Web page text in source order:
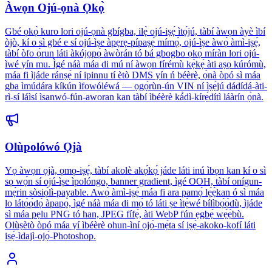
Àwọn Ojú-ọnà Ọkọ̀
Gbé ọkọ̀ kuro lori ojú-ọnà gbígba, ilẹ̀ ojú-iṣẹ́ ìtọ́jú, tàbí àwọn àyè ìbí
òjò, kí o sì gbé e sí ojú-ìṣe àpẹrẹ-pípaṣẹ́ mímọ́, ojú-ìṣe àwọ̀ àmì-iṣẹ́,
tàbí òfo ọ̀run láti àkójọpọ̀ àwòrán tó bá gbogbo ọkọ̀ míràn lori ojú-
ìwé yín mu. Ìgé náà máa di mú ní àwọn fírémù kẹ̀kẹ́ àti aṣọ kúrómù,
máa fi ìjáde ránṣẹ́ ní ipinnu tí ètò DMS yín ń béèrè, ọ̀nà òpó sì máa
gba ìmúdára kíkún ìfowóléwá — ọgọ́rùn-ún VIN ní ìṣẹ́jú dádídá-àti-
rì-sí láìsí ìsanwó-fún-aworan kan tàbí ìbéèrè ká̀dì-kírẹ́dítì láàrín ọ̀nà.
Olùpolówó Ọjà
Yọ àwọn ọjà, ọmọ-iṣẹ́, tàbí akolè akọ́kọ́ jáde láti inú ìbọn kan kí o sì
sọ wọ́n sí ojú-ìṣe ìpolóngo, banner gradient, ìgé OOH, tàbí onígun-
mẹ́rin sòsiọ́lì-payable. Awọ̀ àmì-iṣẹ́ máa fi ara pamọ́ lẹ́ẹ̀kan ó sì máa
lo látọ̀ọ́dọ̀ àpapọ̀, ìgé náà máa di mọ́ tó láti ṣe ìtẹ̀wé bílìbọ́ọ̀dù, ìjáde
sì máa pẹlu PNG tó han, JPEG fífẹ́, àti WebP fún ẹgbẹ́ wẹ́ẹ̀bù.
Olùṣètò òpó máa yí ìbéèrè ohun-ìní ọjọ́-mẹ́ta sí iṣẹ́-akoko-kọfí láti
iṣẹ́-ìdajì-ọjọ́-Photoshop.